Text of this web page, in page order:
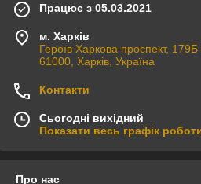
Працює з 05.03.2021
м. Харків
Героїв Харкова проспект,
61000, Харків, Україна
Контакти
Сьогодні вихідний
Показати весь графік
Про нас